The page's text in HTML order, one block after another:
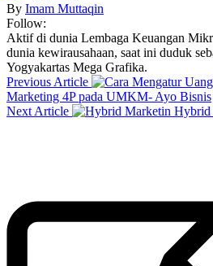
By Imam Muttaqin
Follow:
Aktif di dunia Lembaga Keuangan
dunia kewirausahaan, saat ini duduk
Yogyakartas Mega Grafika.
Previous Article
Marketing 4P pada UMKM- Ayo Bisnis
Next Article
Hybrid